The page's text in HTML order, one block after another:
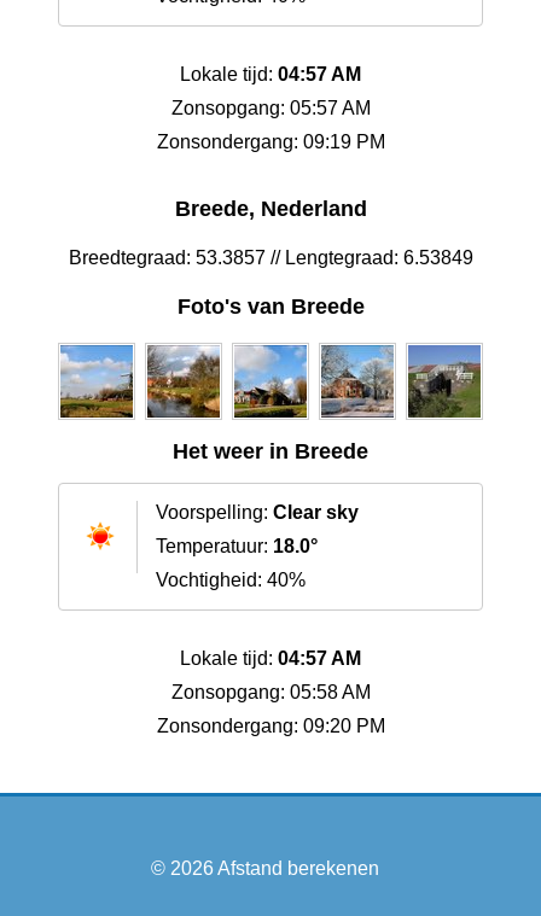
Lokale tijd: 04:57 AM
Zonsopgang: 05:57 AM
Zonsondergang: 09:19 PM
Breede, Nederland
Breedtegraad: 53.3857 // Lengtegraad: 6.53849
Foto's van Breede
Het weer in Breede
Voorspelling: Clear sky
Temperatuur: 18.0°
Vochtigheid: 40%
Lokale tijd: 04:57 AM
Zonsopgang: 05:58 AM
Zonsondergang: 09:20 PM
© 2026Afstand berekenen